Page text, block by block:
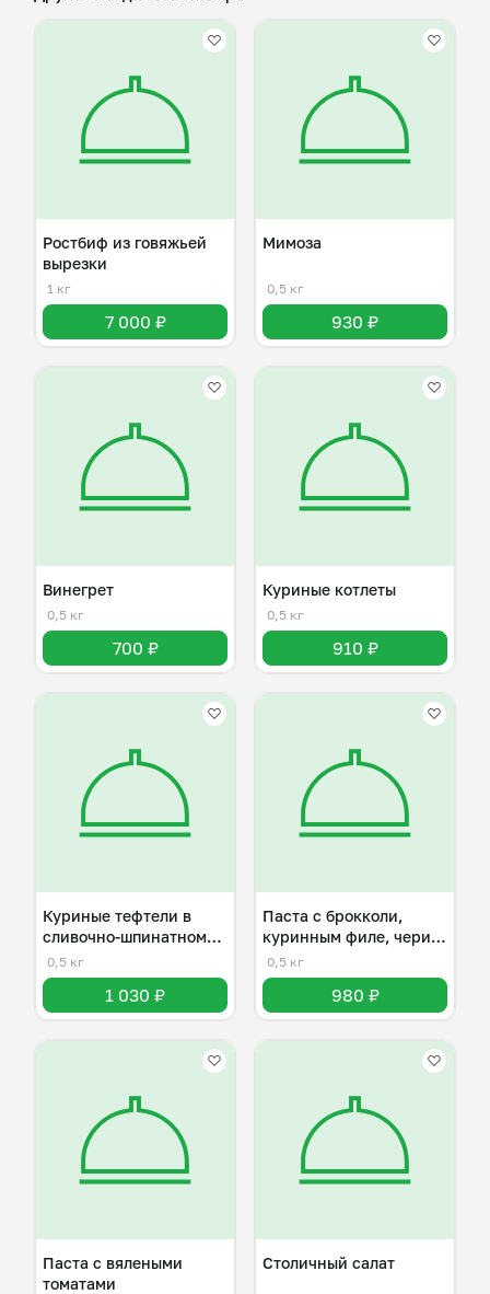
Ростбиф из говяжьей
вырезки
1 кг
7 000 ₽
Мимоза
0,5 кг
930 ₽
Винегрет
0,5 кг
700 ₽
Куриные котлеты
0,5 кг
910 ₽
Куриные тефтели в
сливочно-шпинатном
соусе
0,5 кг
1 030 ₽
Паста с брокколи,
куринным филе, чери и
пармезаном
0,5 кг
980 ₽
Паста с вялеными
томатами
Столичный салат